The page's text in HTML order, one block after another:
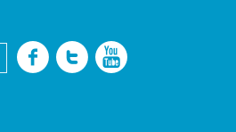
Facebook
Twitter